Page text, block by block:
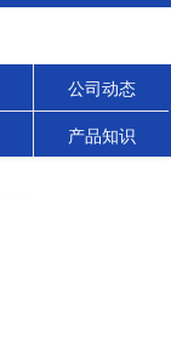
公司动态
产品知识